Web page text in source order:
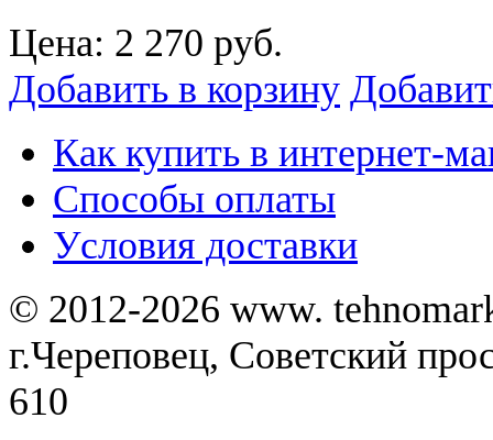
Цена: 2 270 руб.
Добавить в корзину
Как купить в интернет-
Способы оплаты
Уcловия доставки
© 2012-2026 www.
г.Череповец, Советский
610